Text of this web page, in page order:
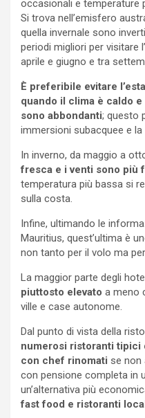
occasionali e temperature
Si trova nell’emisfero
quella invernale sono
periodi migliori per visitare
aprile e giugno e tra
È preferibile evitare
quando il clima è caldo
sono abbondanti; questo
immersioni subacquee e la
In inverno, da maggio a
fresca e i venti sono più
temperatura più bassa si
sulla costa.
Infine, ultimando le
Mauritius, quest’ultima è
non tanto per il volo ma per
La maggior parte degli
piuttosto elevato a meno
ville e case autonome.
Dal punto di vista della
numerosi ristoranti tipici
con chef rinomati se non
con pensione completa in
un’alternativa più
fast food e ristoranti